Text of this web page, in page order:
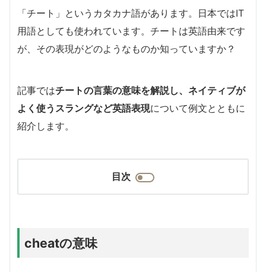
「チート」というカタカナ語があります。日本ではIT
用語としても使われています。チートは英語由来です
が、その表現がどのようなものか知っていますか？
記事ではチートの言葉の意味を解説し、ネイティブが
よく使うスラングなど英語表現について例文とともに
紹介します。
目次
cheatの意味